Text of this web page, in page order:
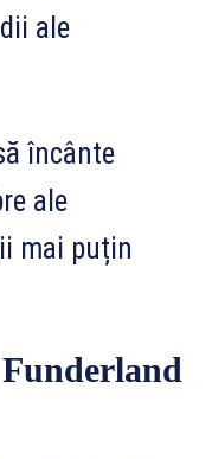
ale
încânte
ale
mai puțin